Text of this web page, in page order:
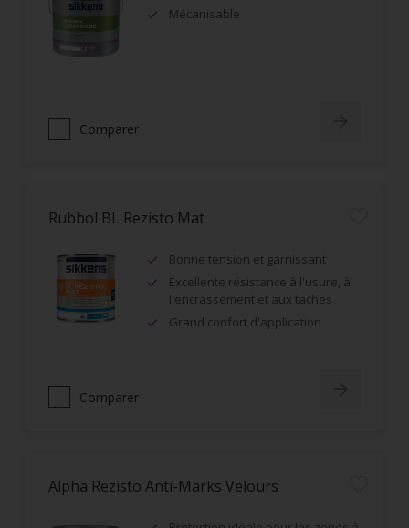
Mécanisable
Comparer
Rubbol BL Rezisto Mat
Bonne tension et garnissant
Excellente résistance à l'usure, à
l'encrassement et aux taches
Grand confort d'application
Comparer
Alpha Rezisto Anti-Marks Velours